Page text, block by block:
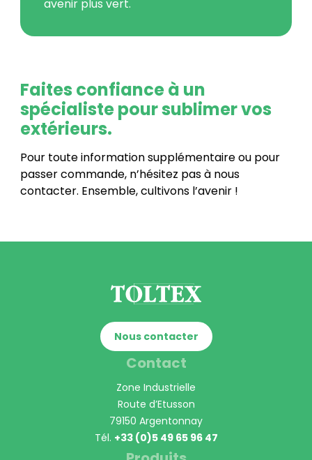
avenir plus vert.
Faites confiance à un
spécialiste pour sublimer vos
extérieurs.
Pour toute information supplémentaire ou pour
passer commande, n’hésitez pas à nous
contacter. Ensemble, cultivons l’avenir !
Nous contacter
Contact
Zone Industrielle
Route d’Etusson
79150 Argentonnay
Tél. +33 (0)5 49 65 96 47